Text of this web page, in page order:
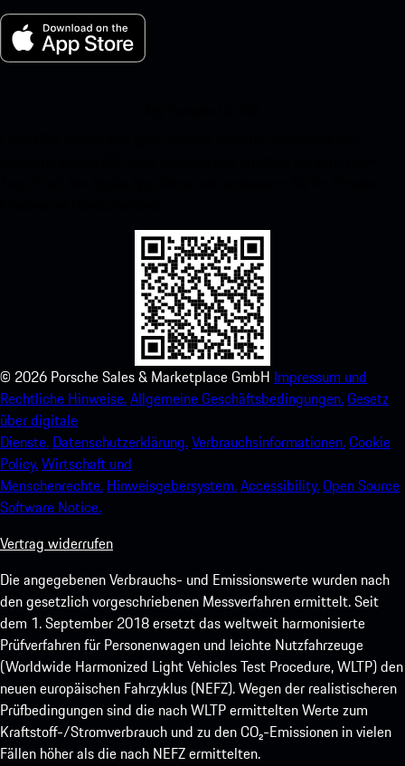
© 2026 Porsche Sales & Marketplace GmbH Impressum und
Rechtliche Hinweise.Allgemeine Geschäftsbedingungen.Gesetz
über digitale
Dienste. Datenschutzerklärung.Verbrauchsinformationen.Cookie
Policy.Wirtschaft und
Menschenrechte. Hinweisgebersystem.Accessibility.Open Source
Software Notice.
Vertrag widerrufen
Die angegebenen Verbrauchs- und Emissionswerte wurden nach
den gesetzlich vorgeschriebenen Messverfahren ermittelt. Seit
dem 1. September 2018 ersetzt das weltweit harmonisierte
Prüfverfahren für Personenwagen und leichte Nutzfahrzeuge
(Worldwide Harmonized Light Vehicles Test Procedure, WLTP) den
neuen europäischen Fahrzyklus (NEFZ). Wegen der realistischeren
Prüfbedingungen sind die nach WLTP ermittelten Werte zum
Kraftstoff-/Stromverbrauch und zu den CO₂-Emissionen in vielen
Fällen höher als die nach NEFZ ermittelten.